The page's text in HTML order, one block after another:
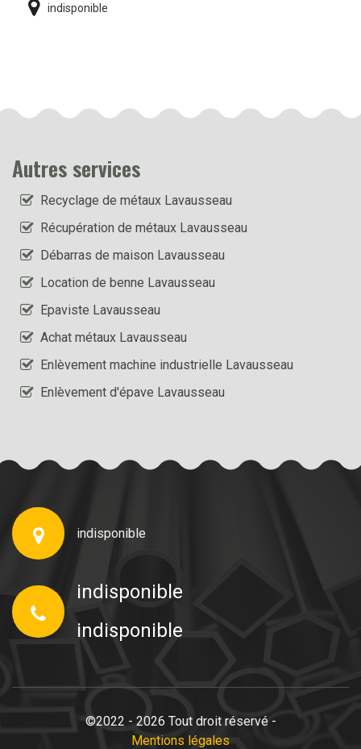
indisponible
Autres services
Recyclage de métaux Lavausseau
Récupération de métaux Lavausseau
Débarras de maison Lavausseau
Location de benne Lavausseau
Epaviste Lavausseau
Achat métaux Lavausseau
Enlèvement machine industrielle Lavausseau
Enlèvement d'épave Lavausseau
indisponible
indisponible
indisponible
©2022 - 2026 Tout droit réservé -
Mentions légales